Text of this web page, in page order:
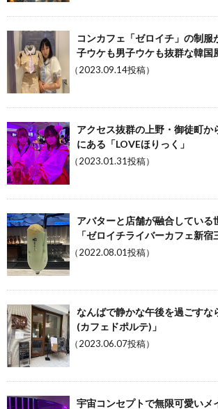
コンカフェ「ゼロイチ」の制服
子ウケも男子ウケも抜群な韓国
（2023.09.14投稿）
アクセス抜群の上野・御徒町か
にある「LOVEほりっく」
（2023.01.31投稿）
アバターと店舗が融合している
「ゼロイチライバーカフェ新宿
（2022.08.01投稿）
なんばで静かな午後を過ごす
(カフェドポルテ)」
（2023.06.07投稿）
宇宙コンセプトで無限可愛いメ